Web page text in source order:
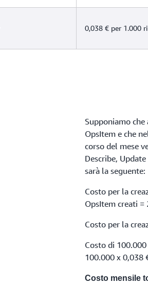
0,038 € per 1.000
Supponiamo
OpsItem e che
corso del mese
Describe,
sarà la seguente:
Costo per la
OpsItem creati =
Costo per la
Costo di
100.000 x 0,038
Costo mensile